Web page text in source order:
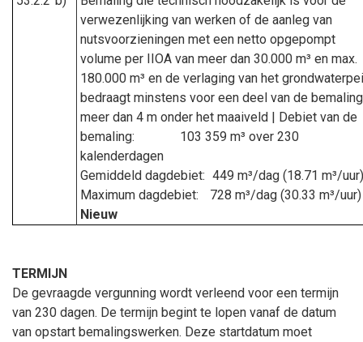
verwezenlijking van werken of de aanleg van
nutsvoorzieningen met een netto opgepompt
volume per IIOA van meer dan 30.000 m³ en max.
180.000 m³ en de verlaging van het
bedraagt minstens voor een deel van de bemaling
meer dan 4 m onder het maaiveld | Debiet van de
bemaling:
103 359 m³ over 230
kalenderdagen
Gemiddeld dagdebiet: 449 m³/dag (18.71 m³/
Maximum dagdebiet:
728 m³/dag (30.33 m³/
Nieuw
TERMIJN
De gevraagde vergunning wordt verleend voor een termijn
van 230 dagen. De termijn begint te lopen vanaf de datum
van opstart bemalingswerken. Deze startdatum moet